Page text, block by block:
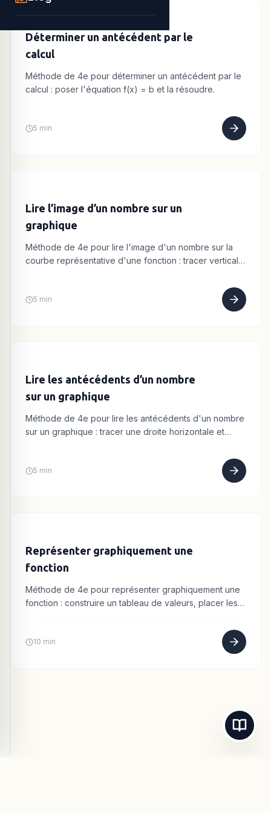
Déterminer un antécédent par le
calcul
Méthode de 4e pour déterminer un antécédent par le
calcul : poser l'équation f(x) = b et la résoudre.
5 min
Lire l’image d’un nombre sur un
graphique
Méthode de 4e pour lire l'image d'un nombre sur la
courbe représentative d'une fonction : tracer verticale
5 min
Lire les antécédents d’un nombre
sur un graphique
Méthode de 4e pour lire les antécédents d'un nombre
sur un graphique : tracer une droite horizontale et
5 min
Représenter graphiquement une
fonction
Méthode de 4e pour représenter graphiquement une
fonction : construire un tableau de valeurs, placer les
10 min